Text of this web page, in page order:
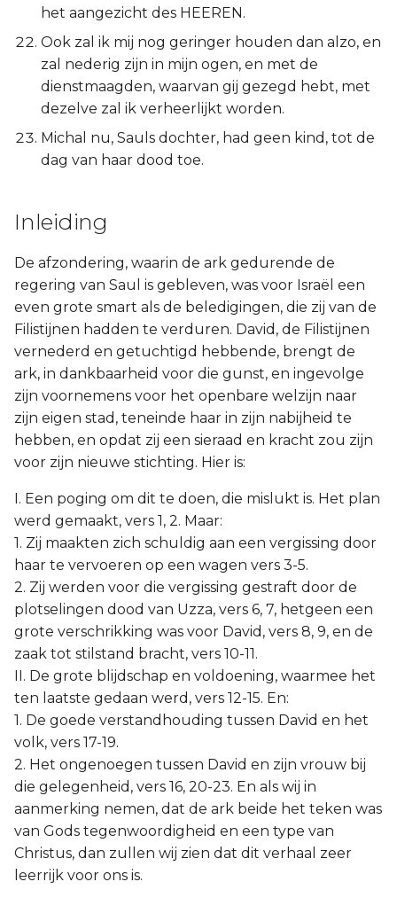
het aangezicht des HEEREN.
Ook zal ik mij nog geringer houden dan alzo, en
zal nederig zijn in mijn ogen, en met de
dienstmaagden, waarvan gij gezegd hebt, met
dezelve zal ik verheerlijkt worden.
Michal nu, Sauls dochter, had geen kind, tot de
dag van haar dood toe.
Inleiding
De afzondering, waarin de ark gedurende de
regering van Saul is gebleven, was voor Israël een
even grote smart als de beledigingen, die zij van de
Filistijnen hadden te verduren. David, de Filistijnen
vernederd en getuchtigd hebbende, brengt de
ark, in dankbaarheid voor die gunst, en ingevolge
zijn voornemens voor het openbare welzijn naar
zijn eigen stad, teneinde haar in zijn nabijheid te
hebben, en opdat zij een sieraad en kracht zou zijn
voor zijn nieuwe stichting. Hier is:
I. Een poging om dit te doen, die mislukt is. Het plan
werd gemaakt, vers 1, 2. Maar:
1. Zij maakten zich schuldig aan een vergissing door
haar te vervoeren op een wagen vers 3-5.
2. Zij werden voor die vergissing gestraft door de
plotselingen dood van Uzza, vers 6, 7, hetgeen een
grote verschrikking was voor David, vers 8, 9, en de
zaak tot stilstand bracht, vers 10-11.
II. De grote blijdschap en voldoening, waarmee het
ten laatste gedaan werd, vers 12-15. En:
1. De goede verstandhouding tussen David en het
volk, vers 17-19.
2. Het ongenoegen tussen David en zijn vrouw bij
die gelegenheid, vers 16, 20-23. En als wij in
aanmerking nemen, dat de ark beide het teken was
van Gods tegenwoordigheid en een type van
Christus, dan zullen wij zien dat dit verhaal zeer
leerrijk voor ons is.